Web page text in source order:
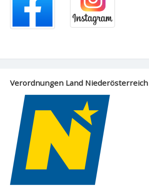
Verordnungen Land Niederösterreich